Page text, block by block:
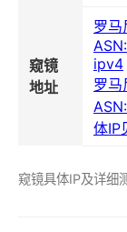
窥镜
地址
罗马
ipv4
罗马
体IP
窥镜具体IP及详细